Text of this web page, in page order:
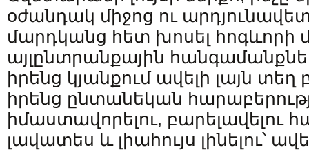
օժանդակ միջոց ու
մարդկանց հետ խոսել հոգևորի
այլընտրանքային
իրենց կյանքում ավելի լայն
իրենց ընտանեկան
իմաստավորելու, բարելավելու
լավատես և լիահույս լինելու՝